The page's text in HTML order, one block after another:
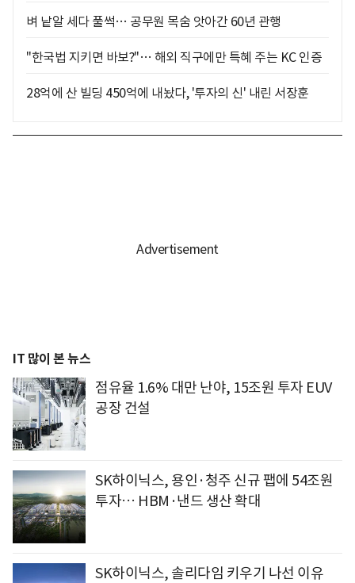
벼 낱알 세다 풀썩… 공무원 목숨 앗아간 60년 관행
"한국법 지키면 바보?"… 해외 직구에만 특혜 주는 KC 인증
28억에 산 빌딩 450억에 내놨다, '투자의 신' 내린 서장훈
IT 많이 본 뉴스
점유율 1.6% 대만 난야, 15조원 투자 EUV
공장 건설
SK하이닉스, 용인·청주 신규 팹에 54조원
투자… HBM·낸드 생산 확대
SK하이닉스, 솔리다임 키우기 나선 이유